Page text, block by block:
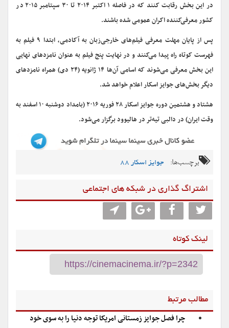
در این بخش رقابت کنند که در فاصله ۱ اکتبر ۲۰۱۴ تا ۳۰ سپتامبر ۲۰۱۵ در
کشور معرفی‌کننده اکران عمومی شده باشند.
پس از پایان مهلت معرفی فیلم‌های خارجی‌زبان به آکادمی، ابتدا ۹ فیلم به
فهرست کوتاه راه پیدا می‌کنند و در نهایت پنج فیلم به عنوان نامزدهای نهایی
این بخش معرفی می‌شوند که اسامی آن‌ها ۱۴ ژانویه (۲۴ دی) همراه نامزدهای
دیگر بخش‌های جوایز اسکار اعلام خواهد شد.
هشتاد و هشتمین دوره جوایز اسکار ۲۸ فوریه ۲۰۱۶ (بامداد دوشنبه ۱۰ اسفند به
‌وقت ایران) در دالبی تیه‌تر در هالیوود برگزار می‌شود.
برچسب‌ها: جوایز اسکار 88
اشتراگ گذاری در شبکه های اجتماعی
لینک کوتاه
مطالب مرتبط
چرا فصل جوایز زمستانی امریکا توجه دنیا را به سوی خود